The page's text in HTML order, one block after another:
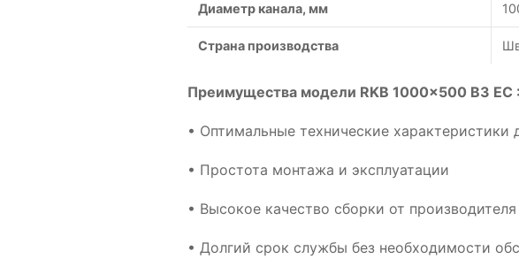
Диаметр канала, мм
Страна производства
Преимущества модели RKB 1000x500 B3 EC :
• Оптимальные технические характеристики
• Простота монтажа и эксплуатации
• Высокое качество сборки от
• Долгий срок службы без необходимости